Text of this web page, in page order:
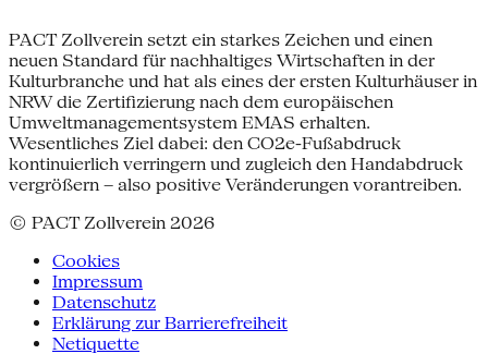
PACT Zollverein setzt ein starkes Zeichen und einen
neuen Standard für nachhaltiges Wirtschaften in der
Kulturbranche und hat als eines der ersten Kulturhäuser in
NRW die Zertifizierung nach dem europäischen
Umweltmanagementsystem EMAS erhalten.
Wesentliches Ziel dabei: den CO2e-Fußabdruck
kontinuierlich verringern und zugleich den Handabdruck
vergrößern – also positive Veränderungen vorantreiben.
© PACT Zollverein 2026
Cookies
Impressum
Datenschutz
Erklärung zur Barrierefreiheit
Netiquette